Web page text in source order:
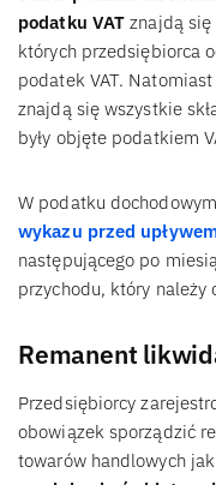
podatku VATznajdą
których przedsiębiorca
podatek VAT.
znajdą się wszystkie
były objęte podatkiem
W podatku
wykazu przed
następującego po
przychodu, który należy
Remanent
Przedsiębiorcy
obowiązek sporządzić
towarów handlowych